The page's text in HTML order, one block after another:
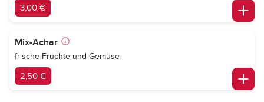
3,00 €
Mix-Achar
frische Früchte und Gemüse
2,50 €